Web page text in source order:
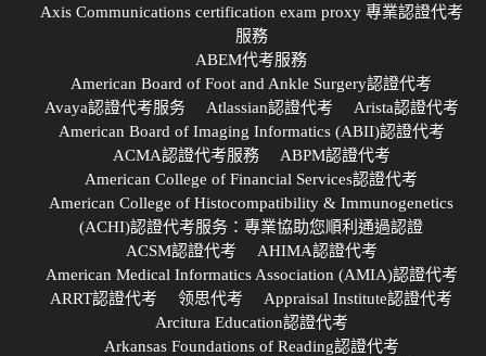
Axis Communications certification exam proxy 專業認證代考
服務
ABEM代考服務
American Board of Foot and Ankle Surgery認證代考
Avaya認證代考服务
Atlassian認證代考
Arista認證代考
American Board of Imaging Informatics (ABII)認證代考
ACMA認證代考服務
ABPM認證代考
American College of Financial Services認證代考
American College of Histocompatibility & Immunogenetics
(ACHI)認證代考服务：專業協助您順利通過認證
ACSM認證代考
AHIMA認證代考
American Medical Informatics Association (AMIA)認證代考
ARRT認證代考
领思代考
Appraisal Institute認證代考
Arcitura Education認證代考
Arkansas Foundations of Reading認證代考